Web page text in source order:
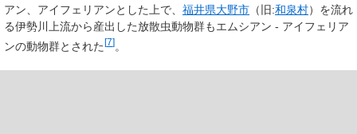
アン、アイフェリアンとした上で、 福井県大野市 （旧:和泉村）を流れ
る伊勢川上流から産出した放散虫動物群もエムシアン - アイフェリア
ンの動物群とされた[7]。